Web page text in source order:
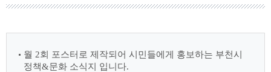
월 2회 포스터로 제작되어 시민들에게 홍보하는 부천시
정책&문화 소식지 입니다.